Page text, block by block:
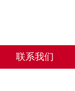
联系我们